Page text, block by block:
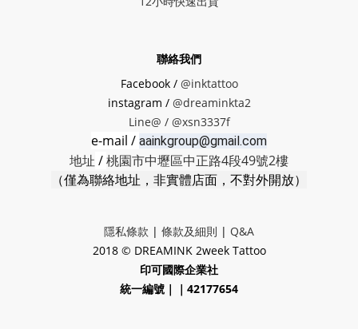
聯絡我們
Facebook / @inktattoo
instagram / @dreaminkta2
Line@ / @xsn3337f
e-mail / aainkgroup@gmail.com
地址 /桃園市中壢區中正路4段49號2樓
（僅為聯絡地址，非實體店面，不對外開放）
隱私條款 | 條款及細則 | Q&A
2018 © DREAMINK 2week Tattoo
印可國際企業社
統一編號｜｜42177654